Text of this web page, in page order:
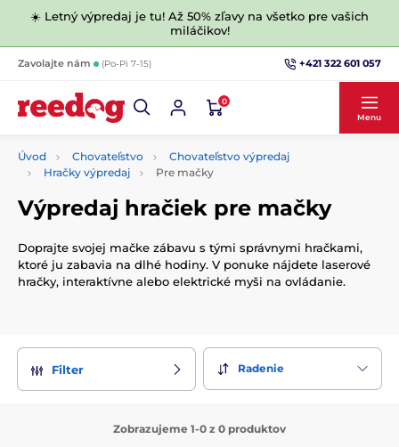
☀️ Letný výpredaj je tu! Až 50% zľavy na všetko pre vašich
miláčikov!
Zavolajte nám (Po-Pi 7-15) +421 322 601 057
0
Menu
Úvod Chovateľstvo
Chovateľstvo výpredaj
Hračky výpredaj
Pre mačky
Výpredaj hračiek pre mačky
Doprajte svojej mačke zábavu s tými správnymi hračkami,
ktoré ju zabavia na dlhé hodiny. V ponuke nájdete laserové
hračky, interaktívne alebo elektrické myši na ovládanie.
Filter Radenie
Zobrazujeme 1-0 z 0 produktov